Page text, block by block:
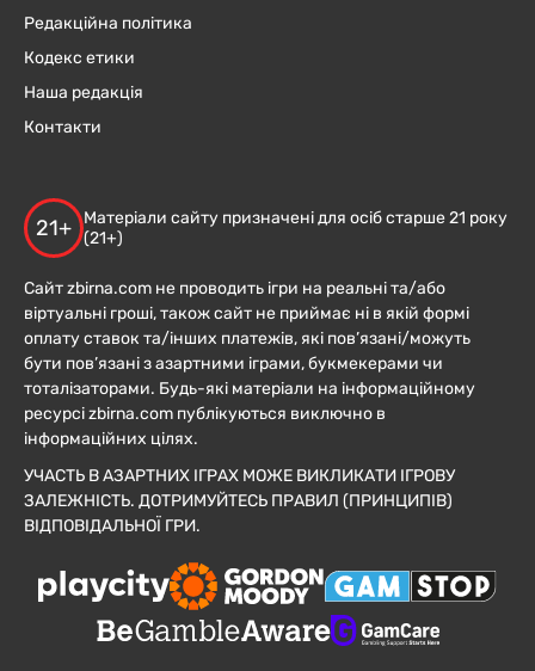
Редакційна політика
Кодекс етики
Наша редакція
Контакти
21+
Матеріали сайту призначені для осіб старше 21 року
(21+)
Сайт zbirna.com не проводить ігри на реальні та/або
віртуальні гроші, також сайт не приймає ні в якій формі
оплату ставок та/інших платежів, які пов’язані/можуть
бути пов’язані з азартними іграми, букмекерами чи
тоталізаторами. Будь-які матеріали на інформаційному
ресурсі zbirna.com публікуються виключно в
інформаційних цілях.
УЧАСТЬ В АЗАРТНИХ ІГРАХ МОЖЕ ВИКЛИКАТИ ІГРОВУ
ЗАЛЕЖНІСТЬ. ДОТРИМУЙТЕСЬ ПРАВИЛ (ПРИНЦИПІВ)
ВІДПОВІДАЛЬНОЇ ГРИ.